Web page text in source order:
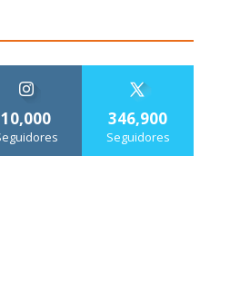
10,000 346,900
Seguidores